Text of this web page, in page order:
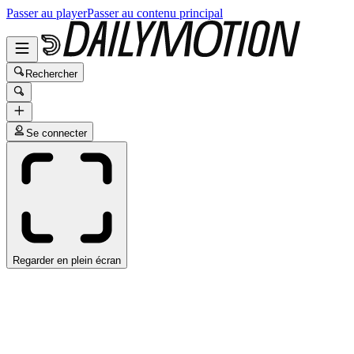
Passer au playerPasser au contenu principal
Rechercher
Se connecter
Regarder en plein écran